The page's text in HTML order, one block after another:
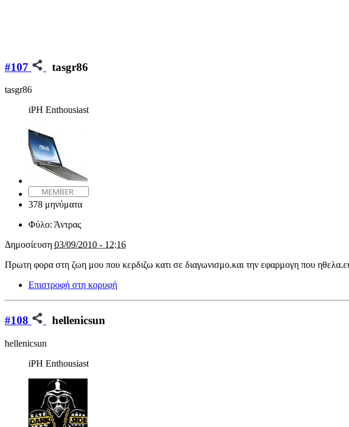
#107 tasgr86
tasgr86
iPH Enthousiast
378 μηνύματα
Φύλο: Άντρας
Δημοσίευση 03/09/2010 - 12:16
Πρωτη φορα στη ζωη μου που κερδιζω κατι σε διαγωνισμο.και την εφαρμογη που
Επιστροφή στη κορυφή
#108 hellenicsun
hellenicsun
iPH Enthousiast